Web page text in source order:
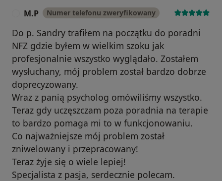
M.P Numer telefonu zweryfikowany
Do p. Sandry trafiłem na początku do poradni
NFZ gdzie byłem w wielkim szoku jak
profesjonalnie wszystko wyglądało. Zostałem
wysłuchany, mój problem został bardzo dobrze
doprecyzowany.
Wraz z panią psycholog omówiliśmy wszystko.
Teraz gdy uczęszczam poza poradnia na terapie
to bardzo pomaga mi to w funkcjonowaniu.
Co najważniejsze mój problem został
zniwelowany i przepracowany!
Teraz żyje się o wiele lepiej!
Specjalista z pasja, serdecznie polecam.